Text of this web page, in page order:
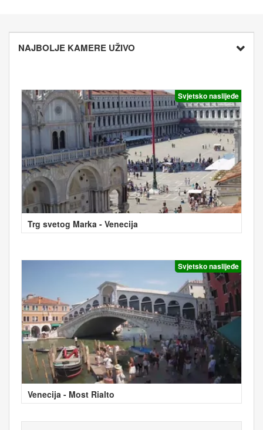
NAJBOLJE KAMERE UŽIVO
Svjetsko naslijeđe
Trg svetog Marka - Venecija
Svjetsko naslijeđe
Venecija - Most Rialto